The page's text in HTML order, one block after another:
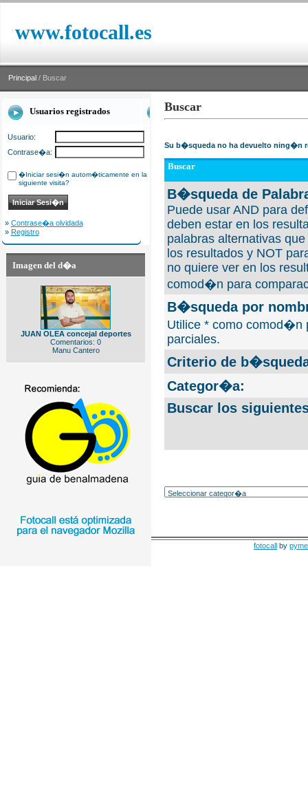
www.fotocall.es
Principal / Buscar
Usuarios registrados
Usuario:
Contrase�a:
�Iniciar sesi�n autom�ticamente en la
siguiente visita?
» Contrase�a olvidada
» Registro
Imagen del d�a
JUAN OLEA concejal deportes
Comentarios: 0
Manu Cantero
Buscar
Su b�squeda no ha devuelto ning�n
Buscar
B�squeda de
Puede usar AND para
deben estar en los
palabras alternativas
los resultados y NOT
no quiere ver en los
comod�n para
B�squeda por
Utilice * como comod�n
parciales.
Criterio de
Categor�a:
Buscar los
fotocall by